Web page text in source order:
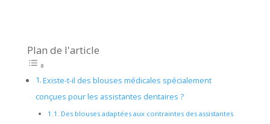
Plan de l'article
Existe-t-il des blouses médicales spécialement
conçues pour les assistantes dentaires ?
Des blouses adaptées aux contraintes des assistantes